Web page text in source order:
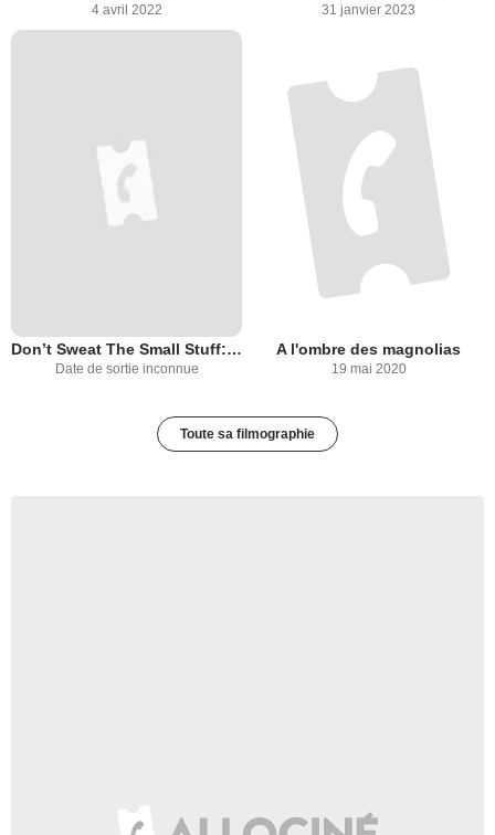
4 avril 2022 31 janvier 2023
Don’t Sweat The Small Stuff: The Kristine Carlson Story
Date de sortie inconnue
A l'ombre des magnolias
19 mai 2020
Toute sa filmographie